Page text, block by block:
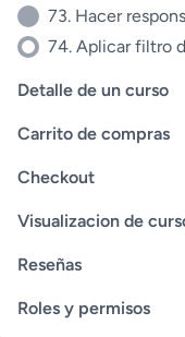
73. Hacer
74. Aplicar filtro
Detalle de un curso
Carrito de compras
Checkout
Visualizacion de
Reseñas
Roles y permisos